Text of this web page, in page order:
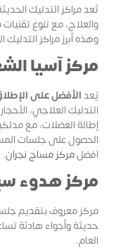
تُعد مراكز التدليك
والعلاج، مع تنوع
وهذه أبرز مراكز
مركز آسيا
يُعدالأفضل على
التدليك العلاجي،
إطالة العضلات، مع
الحصول على جلسات
افضلمركز مساج نجران.
مركز هدوء
مركز معروف بتقديم
حديثة وأجواء هادئة
العام.